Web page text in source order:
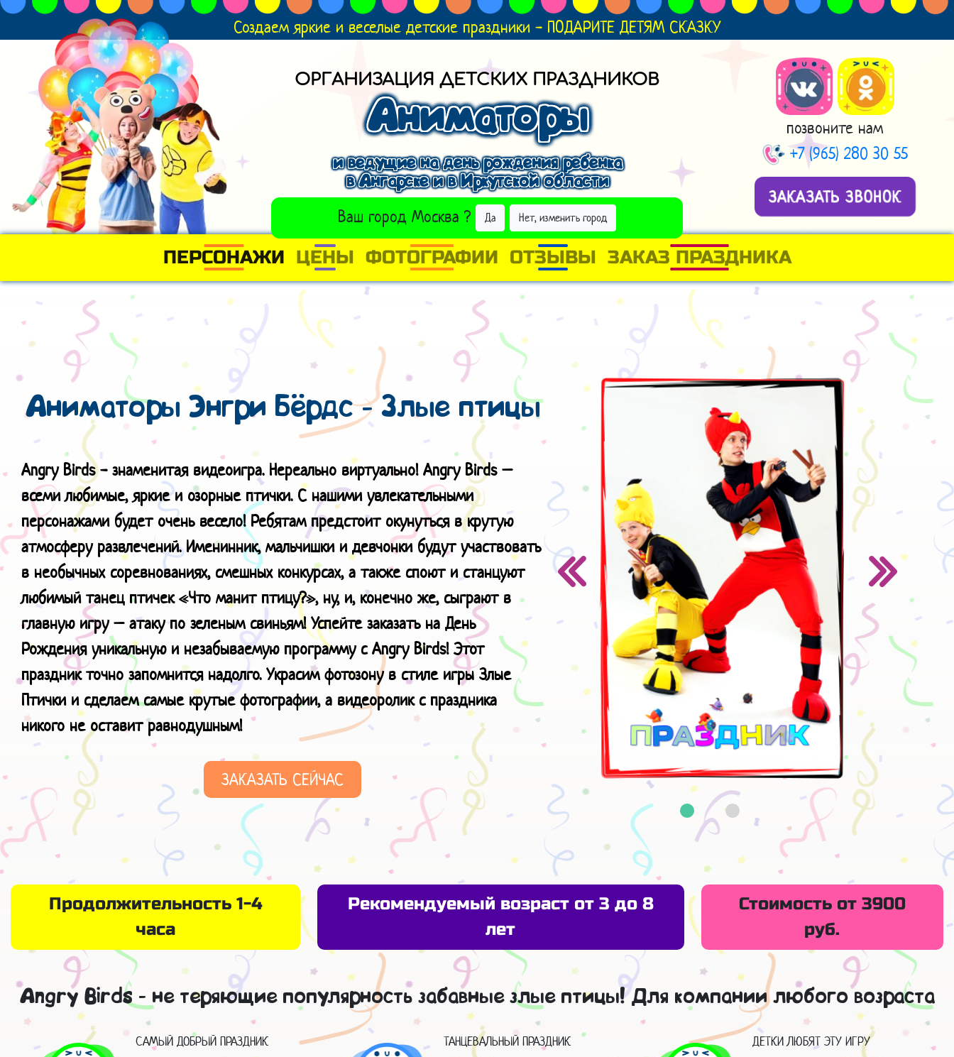
Создаем яркие и веселые детские праздники - ПОДАРИТЕ ДЕТЯМ СКАЗКУ
ОРГАНИЗАЦИЯ ДЕТСКИХ ПРАЗДНИКОВ
Аниматоры
и ведущие на день рождения ребенка
в Ангарске и в Иркутской области
Ваш город Москва ? Да Нет, изменить город
ВЫБРАТЬ ДРУГОЙ ГОРОД
позвоните нам
+7 (965) 280 30 55
ЗАКАЗАТЬ ЗВОНОК
ПЕРСОНАЖИ ЦЕНЫ ФОТОГРАФИИ ОТЗЫВЫ ЗАКАЗ ПРАЗДНИКА
Аниматоры Энгри Бёрдс - Злые птицы
Angry Birds - знаменитая видеоигра. Нереально виртуально! Angry Birds –
всеми любимые, яркие и озорные птички. С нашими увлекательными
персонажами будет очень весело! Ребятам предстоит окунуться в крутую
атмосферу развлечений. Именинник, мальчишки и девчонки будут участвовать
в необычных соревнованиях, смешных конкурсах, а также споют и станцуют
любимый танец птичек «Что манит птицу?», ну, и, конечно же, сыграют в
главную игру – атаку по зеленым свиньям! Успейте заказать на День
Рождения уникальную и незабываемую программу с Angry Birds! Этот
праздник точно запомнится надолго. Украсим фотозону в стиле игры Злые
Птички и сделаем самые крутые фотографии, а видеоролик с праздника
никого не оставит равнодушным!
ЗАКАЗАТЬ СЕЙЧАС
Продолжительность 1-4
часа
Рекомендуемый возраст от 3 до 8
лет
Стоимость от 3900
руб.
Angry Birds - не теряющие популярность забавные злые птицы! Для компании любого возраста
САМЫЙ ДОБРЫЙ ПРАЗДНИК
ТАНЦЕВАЛЬНЫЙ ПРАЗДНИК
ДЕТКИ ЛЮБЯТ ЭТУ ИГРУ